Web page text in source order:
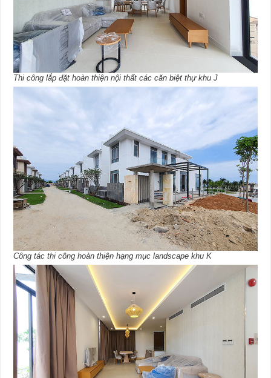
Thi công lắp đặt hoàn thiện nội thất các căn biệt thự khu J
Công tác thi công hoàn thiện hạng mục landscape khu K